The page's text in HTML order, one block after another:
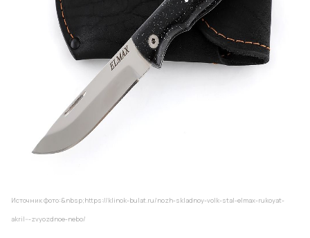
Источник фото:&nbsp;https://klinok-bulat.ru/nozh-skladnoy-volk-stal-elmax-rukoyat-
akril---zvyozdnoe-nebo/